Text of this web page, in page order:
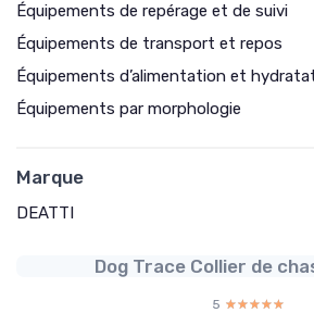
Équipements de repérage et de suivi
Équipements de transport et repos
Équipements d’alimentation et
Équipements par morphologie
Marque
DEATTI
Dog Trace Collier de
5 ☆☆☆☆☆
★★★★★